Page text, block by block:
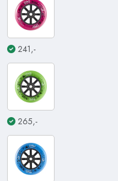
241,-
265,-